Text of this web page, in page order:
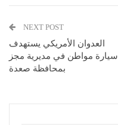
NEXT POST
العدوان الأمريكي يستهدف
سيارة مواطن في مديرية مجز
بمحافظة صعدة